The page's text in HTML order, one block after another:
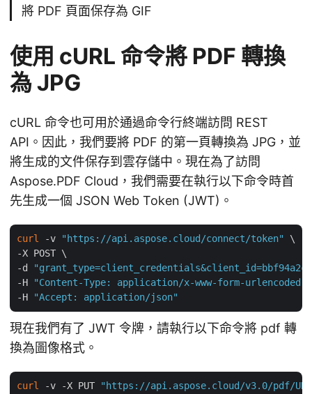
將 PDF 頁面保存為 GIF
使用 cURL 命令將 PDF 轉換
為 JPG
cURL 命令也可用於通過命令行終端訪問 REST
API。因此，我們要將 PDF 的第一頁轉換為 JPG，並
將生成的文件保存到雲存儲中。現在為了訪問
Aspose.PDF Cloud，我們需要在執行以下命令時首
先生成一個 JSON Web Token (JWT)。
curl -v "https://api.aspose.cloud/connect/token"
\
-X POST \
-d
"grant_type=client_credentials&client_id=bbf94a2c-
-H
"Content-Type: application/x-www-form-urlencoded"
-H
"Accept: application/json"
現在我們有了 JWT 令牌，請執行以下命令將 pdf 轉
換為圖像格式。
curl -v -X PUT
"https://api.aspose.cloud/v3.0/pdf/